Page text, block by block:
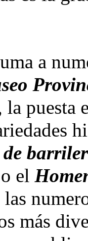
a
la puesta
de
o el
más